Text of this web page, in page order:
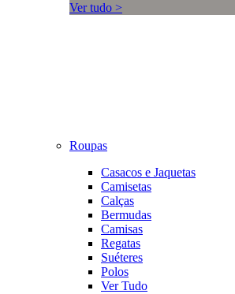
Ver tudo >
Roupas
Casacos e Jaquetas
Camisetas
Calças
Bermudas
Camisas
Regatas
Suéteres
Polos
Ver Tudo